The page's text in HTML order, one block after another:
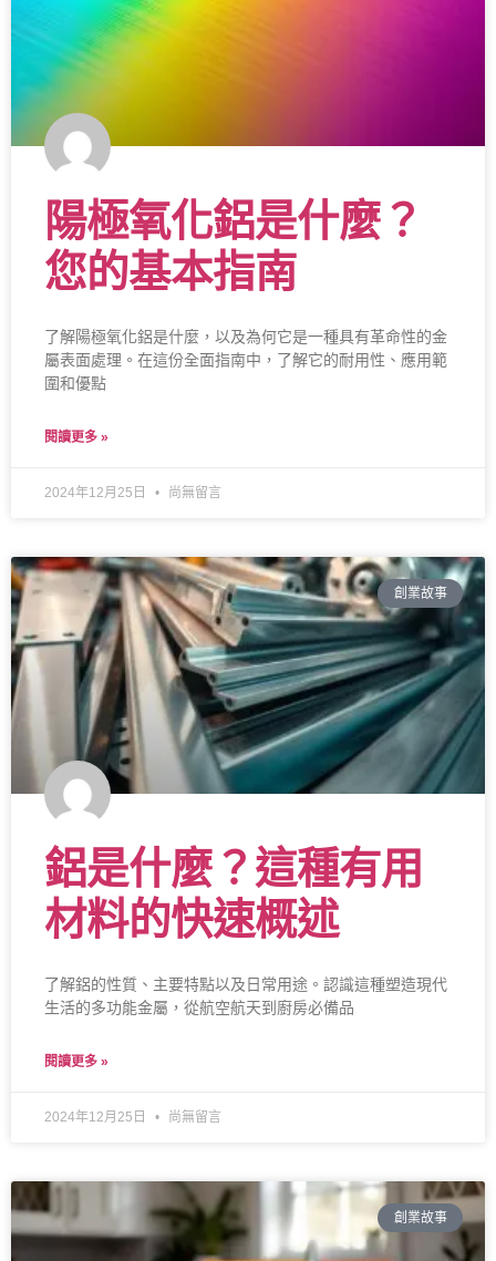
陽極氧化鋁是什麼？
您的基本指南
了解陽極氧化鋁是什麼，以及為何它是一種具有革命性的金
屬表面處理。在這份全面指南中，了解它的耐用性、應用範
圍和優點
閱讀更多 »
2024年12月25日 尚無留言
創業故事
鋁是什麼？這種有用
材料的快速概述
了解鋁的性質、主要特點以及日常用途。認識這種塑造現代
生活的多功能金屬，從航空航天到廚房必備品
閱讀更多 »
2024年12月25日 尚無留言
創業故事